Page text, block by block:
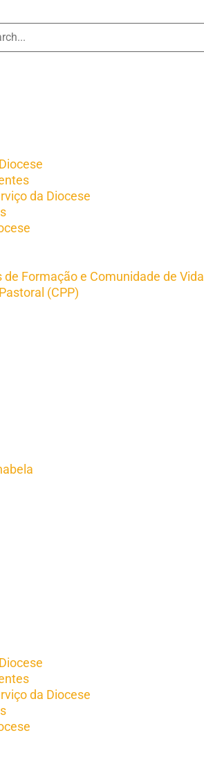
da Diocese
Formação e Comunidade de Vida
(CPP)​
da Diocese